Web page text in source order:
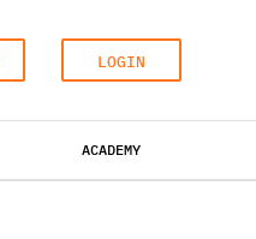
LOGIN
ACADEMY